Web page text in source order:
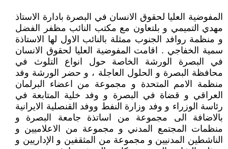
المفوضية العليا لحقوق الانسان في البصرة بادارة الاستاذ
مهدي التميمي و بلتعاون مع مكتب النائب مظفر الفضل
و منظمة روافد الجنوب ممثلة بالنائب الاول لها الاستاذة
سمية الخفاجي . اقامت المفوضية العليا لحقوق الانسان
في البصرة الورشة الخاصة حول انواع التلوث في
محافظة البصرة و الحلول العاجلة ، و حضر الورشة وفد
منظمة الامم المتحدة و مجموعة من اعضاء البرلمان
العراقي و قضاة في البصرة و وفد خلية المتابعة في
رئاسة الوزراء و وفد وزارة النفط ووفد القنصلية الايرانية
بالاضافة الى مجموعة من اساتذة جامعة البصرة و
منظمات المجتمع المدني و مجموعة من الاعلاميين و
الناشطين المدنيين و مجموعة من المثقفين و الإداريين و